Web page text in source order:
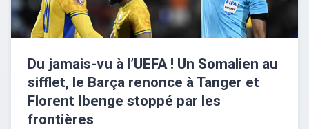
Du jamais-vu à l’UEFA ! Un Somalien au
sifflet, le Barça renonce à Tanger et
Florent Ibenge stoppé par les
frontières